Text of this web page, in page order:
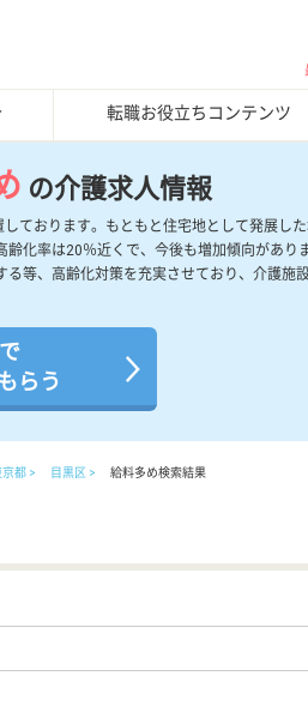
転職お役立ちコンテンツ
の介護求人情報
ております。もともと住宅地として発展し
化率は20％近くで、今後も増加傾向があり
等、高齢化対策を充実させており、介護施
らう
京都 目黒区 給料多め検索結果